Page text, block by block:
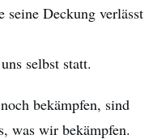
seine Deckung verlässt
selbst statt.
bekämpfen, sind
was wir bekämpfen.